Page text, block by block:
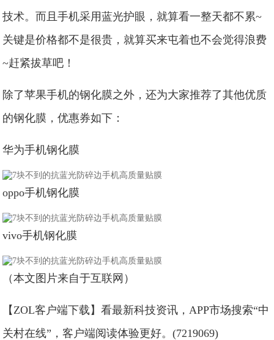
技术。而且手机采用蓝光护眼，就算看一整天都不累~
关键是价格都不是很贵，就算买来屯着也不会觉得浪费
~赶紧拔草吧！
除了苹果手机的钢化膜之外，还为大家推荐了其他优质
的钢化膜，优惠券如下：
华为手机钢化膜
oppo手机钢化膜
vivo手机钢化膜
（本文图片来自于互联网）
【ZOL客户端下载】看最新科技资讯，APP市场搜索“中
关村在线”，客户端阅读体验更好。(7219069)